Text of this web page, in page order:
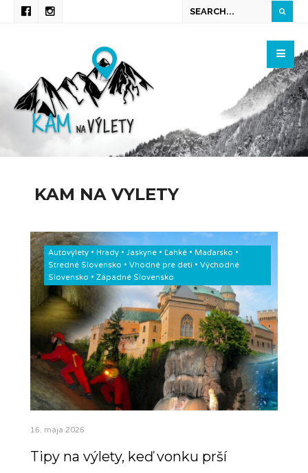
KAM NA VYLETY
Autovýlety • Hrady • Jaskyne • Ľahké • Maďarsko •
Stredné Slovensko • Vhodné pre deti • Východné
Slovensko • Západné Slovensko
16. mája 2026
Tipy na výlety, keď vonku prší